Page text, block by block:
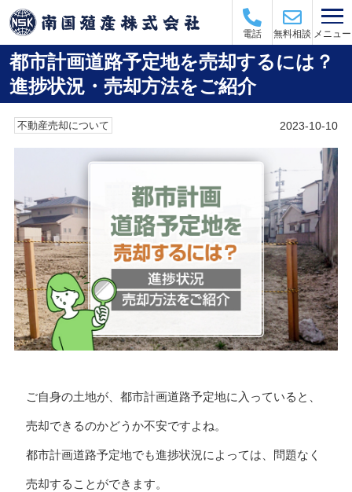
電話 無料相談 メニュー
都市計画道路予定地を売却するには？
進捗状況・売却方法をご紹介
不動産売却について 2023-10-10
ご自身の土地が、都市計画道路予定地に入っていると、
売却できるのかどうか不安ですよね。
都市計画道路予定地でも進捗状況によっては、問題なく
売却することができます。